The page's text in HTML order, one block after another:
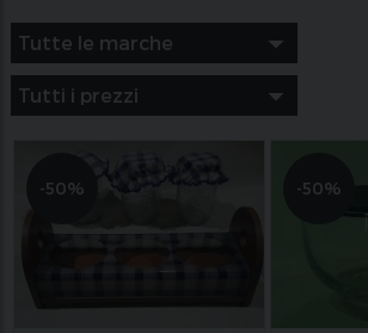
-50% -50%